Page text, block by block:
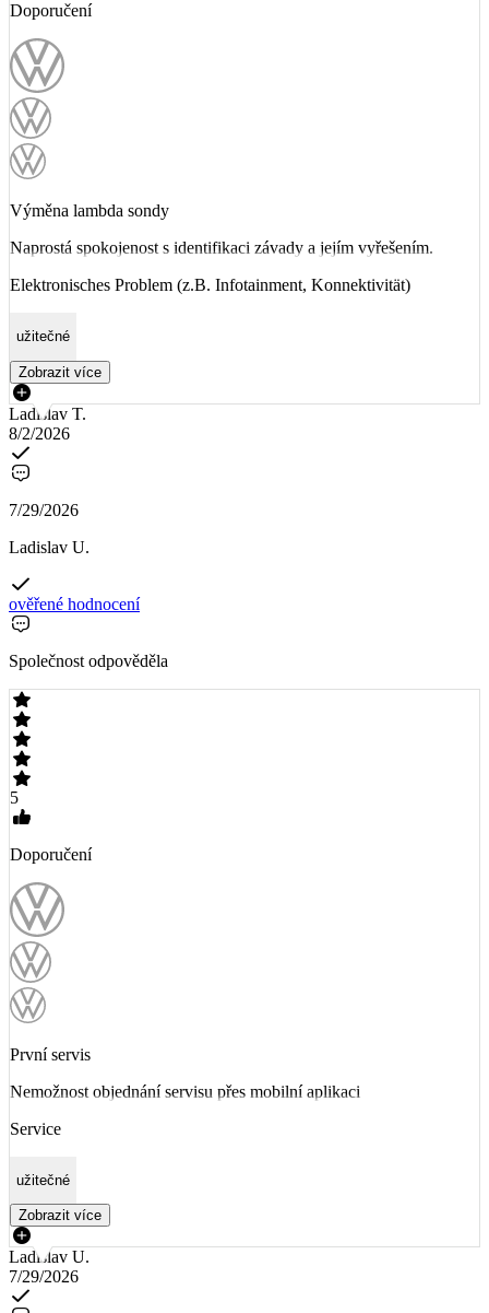
Doporučení
Výměna lambda sondy
Naprostá spokojenost s identifikaci závady a jejím vyřešením.
Elektronisches Problem (z.B. Infotainment, Konnektivität)
užitečné
Zobrazit více
Ladislav T.
8/2/2026
7/29/2026
Ladislav U.
ověřené hodnocení
Společnost odpověděla
5
Doporučení
První servis
Nemožnost objednání servisu přes mobilní aplikaci
Service
užitečné
Zobrazit více
Ladislav U.
7/29/2026